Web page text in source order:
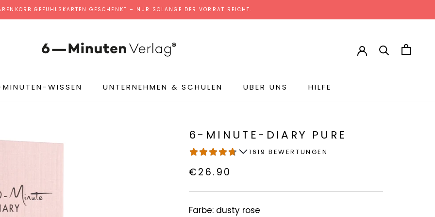
GEFÜHLSKARTEN GESCHENKT – NUR SOLANGE DER VORRAT REICHT.
WISSEN UNTERNEHMEN & SCHULEN ÜBER UNS HILFE
6-MINUTE-DIARY PURE
1619 BEWERTUNGEN
€26.90
Farbe: dusty rose